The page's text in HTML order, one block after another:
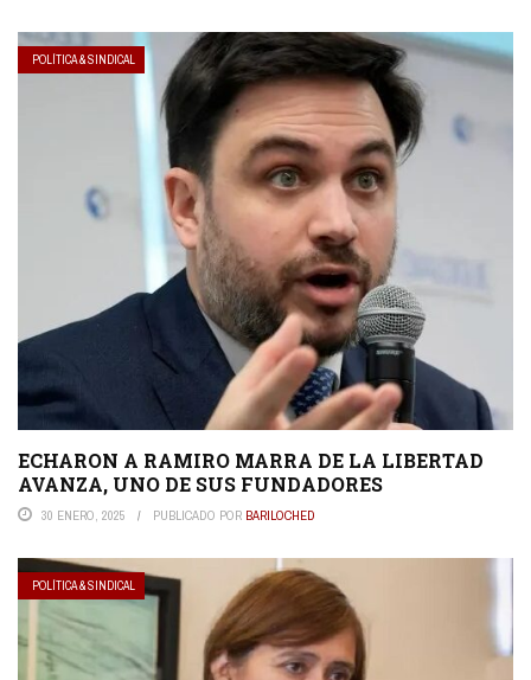
POLÍTICA & SINDICAL
ECHARON A RAMIRO MARRA DE LA LIBERTAD
AVANZA, UNO DE SUS FUNDADORES
30 ENERO, 2025 PUBLICADO POR BARILOCHED
POLÍTICA & SINDICAL